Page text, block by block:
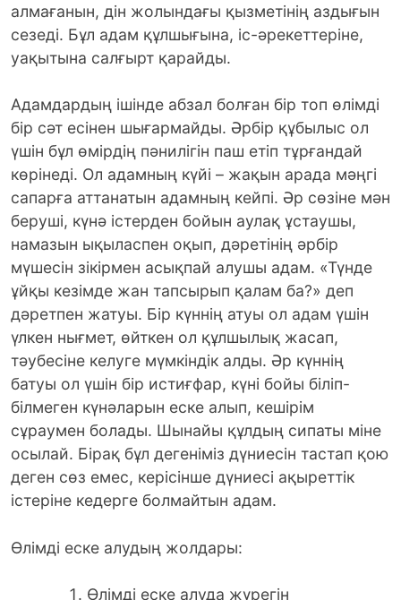
алмағанын, дін жолындағы қызметінің аздығын
сезеді. Бұл адам құлшығына, іс-әрекеттеріне,
уақытына салғырт қарайды.
Адамдардың ішінде абзал болған бір топ өлімді
бір сәт есінен шығармайды. Әрбір құбылыс ол
үшін бұл өмірдің пәнилігін паш етіп тұрғандай
көрінеді. Ол адамның күйі – жақын арада мәңгі
сапарға аттанатын адамның кейпі. Әр сөзіне мән
беруші, күнә істерден бойын аулақ ұстаушы,
намазын ықыласпен оқып, дәретінің әрбір
мүшесін зікірмен асықпай алушы адам. «Түнде
ұйқы кезімде жан тапсырып қалам ба?» деп
дәретпен жатуы. Бір күннің атуы ол адам үшін
үлкен нығмет, өйткен ол құлшылық жасап,
тәубесіне келуге мүмкіндік алды. Әр күннің
батуы ол үшін бір истиғфар, күні бойы біліп-
білмеген күнәларын еске алып, кешірім
сұраумен болады. Шынайы құлдың сипаты міне
осылай. Бірақ бұл дегеніміз дүниесін тастап қою
деген сөз емес, керісінше дүниесі ақыреттік
істеріне кедерге болмайтын адам.
Өлімді еске алудың жолдары:
Өлімді еске алуда жүрегін